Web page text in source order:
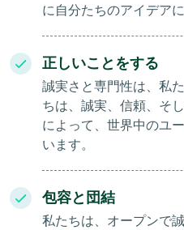
に自分たちのアイデア
正しいことをする
誠実さと専門性は、私
ちは、誠実、信頼、そ
によって、世界中のユ
います。
包容と団結
私たちは、オープンで